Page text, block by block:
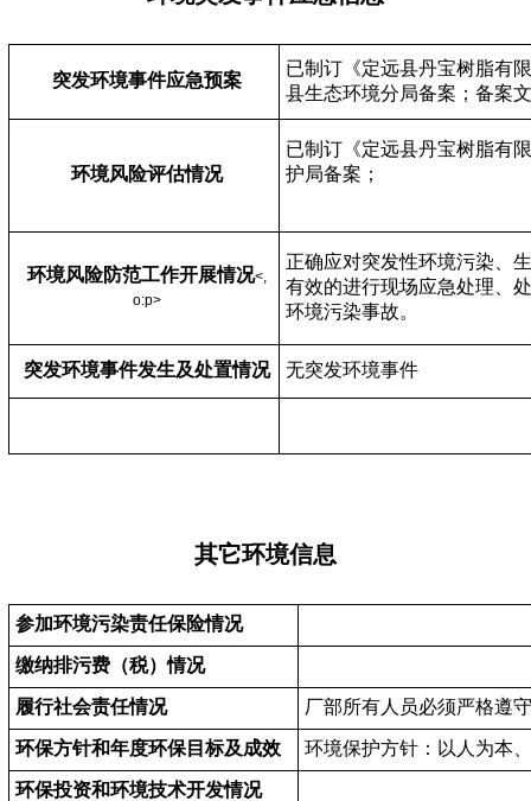
突发环境事件应急预案
已制订《定远县丹宝树脂有
县生态环境分局备案； 备案
环境风险评估情况
已制订《定远县丹宝树脂有
护局备案；
环境风险防范工作开展情况<,
o:p>
正确应对突发性环境污染、
有效的进行现场应急处理、
环境污染事故。
突发环境事件发生及处置情况 无突发环境事件
其它环境信息
参加环境污染责任保险情况
缴纳排污费（税）情况
履行社会责任情况 厂部所有人员必须严格遵
环保方针和年度环保目标及成效 环境保护方针：以人为本
环保投资和环境技术开发情况